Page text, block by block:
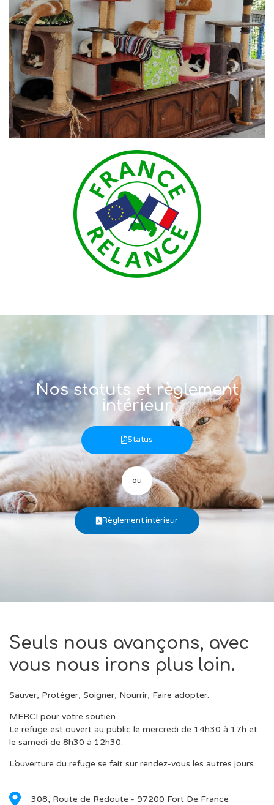
Nos statuts et règlement
intérieur.
Status
ou
Règlement intérieur
Seuls nous avançons, avec
vous nous irons plus loin.
Sauver, Protéger, Soigner, Nourrir, Faire adopter.
MERCI pour votre soutien.
Le refuge est ouvert au public le mercredi de 14h30 à 17h et
le samedi de 8h30 à 12h30.
L’ouverture du refuge se fait sur rendez-vous les autres jours.
308, Route de Redoute - 97200 Fort De France